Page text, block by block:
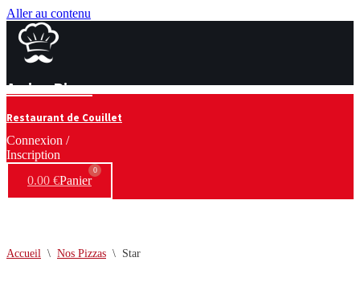
Aller au contenu
Arrivo Pizza
Restaurant de Couillet
Connexion /
Inscription
0.00 €
0
Panier
Accueil \ Nos Pizzas \ Star